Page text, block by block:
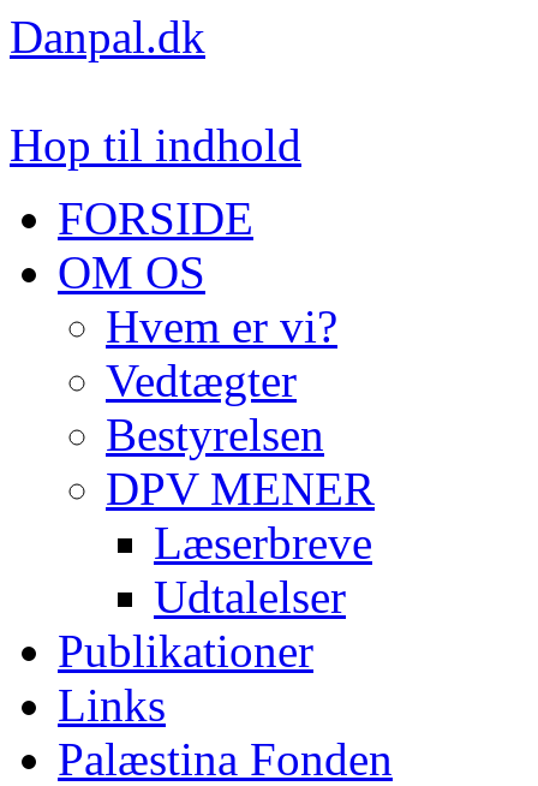
Danpal.dk
Hop til indhold
FORSIDE
OM OS
Hvem er vi?
Vedtægter
Bestyrelsen
DPV MENER
Læserbreve
Udtalelser
Publikationer
Links
Palæstina Fonden